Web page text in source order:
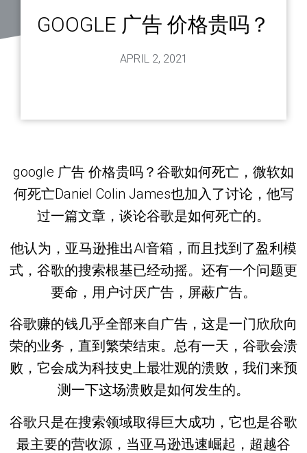
GOOGLE 广告 价格贵吗？
APRIL 2, 2021
google 广告 价格贵吗？谷歌如何死亡，微软如
何死亡Daniel Colin James也加入了讨论，他写
过一篇文章，谈论谷歌是如何死亡的。
他认为，亚马逊推出AI音箱，而且找到了盈利模
式，谷歌的搜索根基已经动摇。还有一个问题更
要命，用户讨厌广告，屏蔽广告。
谷歌赚的钱几乎全部来自广告，这是一门欣欣向
荣的业务，直到繁荣结束。总有一天，谷歌会溃
败，它会成为科技史上最壮观的溃败，我们来预
测一下这场溃败是如何发生的。
谷歌只是在搜索领域取得巨大成功，它也是谷歌
最主要的营收源，当亚马逊迅速崛起，超越谷